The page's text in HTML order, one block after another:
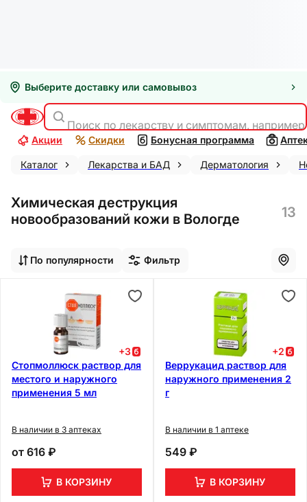
Выберите доставку или самовывоз
Поиск по лекарству и симптомам,
Акции Скидки Бонусная программа
Каталог Лекарства и БАД Дерматология
Химическая деструкция
новообразований кожи в Вологде
13
По популярности Фильтр
+3
Стопмоллюск раствор для
местого и наружного
применения 5 мл
В наличии в 3 аптеках
от 616 ₽
В КОРЗИНУ
+2
Веррукацид раствор для
наружного применения 2
г
В наличии в 1 аптеке
549 ₽
В КОРЗИНУ